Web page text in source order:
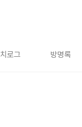
로그 방명록